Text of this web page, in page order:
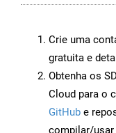
Crie uma
gratuita e
Obtenha os
Cloud para o
GitHub e
compilar/usar